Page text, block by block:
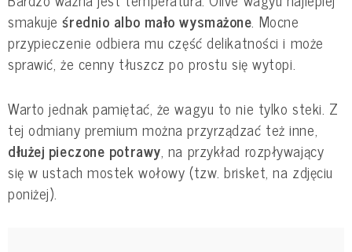
smakujeśrednio albo mało wysmażone. Mocne
przypieczenie odbiera mu część delikatności i może
sprawić, że cenny tłuszcz po prostu się wytopi.
Warto jednak pamiętać, że wagyu to nie tylko steki. Z
tej odmiany premium można przyrządzać też inne,
dłużej pieczone potrawy, na przykład rozpływający
się w ustach mostek wołowy (tzw. brisket, na zdjęciu
poniżej).